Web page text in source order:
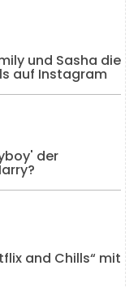
und Sasha die
auf Instagram
der
and Chills“ mit